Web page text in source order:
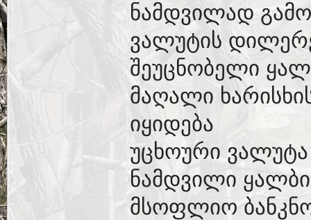
ნამდვილად
ვალუტის
შეუცნობელი
მაღალი
იყიდება
უცხოური ვალუტა
ნამდვილი
მსოფლიო